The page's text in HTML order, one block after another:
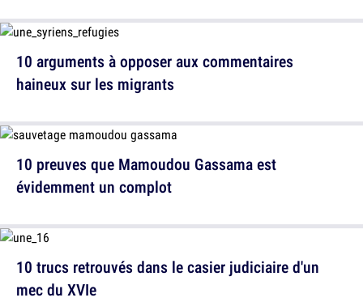
10 arguments à opposer aux commentaires
haineux sur les migrants
10 trucs retrouvés dans le casier judiciaire d'un
mec du XVIe
10 preuves que Mamoudou Gassama est
évidemment un complot